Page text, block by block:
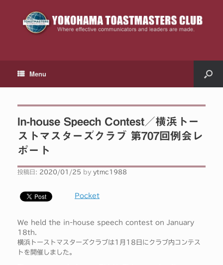
Menu
In-house Speech Contest／横浜トー
ストマスターズクラブ 第707回例会レ
ポート
投稿日: 2020/01/25 by ytmc1988
Pocket
We held the in-house speech contest on January
18th.
横浜トーストマスターズクラブは1月18日にクラブ内コンテス
トを開催しました。